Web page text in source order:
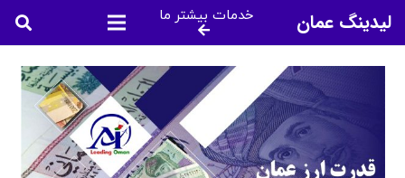
لیدینگ عمان خدمات بیشتر ما